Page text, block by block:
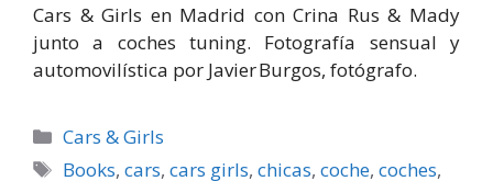
Cars & Girls en Madrid con Crina Rus & Mady
junto a coches tuning. Fotografía sensual y
automovilística por Javier Burgos, fotógrafo.
Categorías
Cars & Girls
Etiquetas
Books,cars,cars girls,chicas,coche,coches,